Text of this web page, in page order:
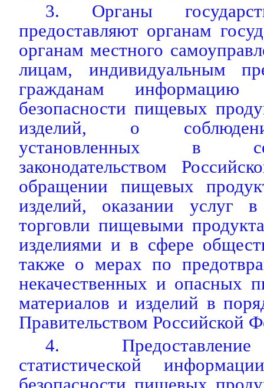
3. Органы
предоставляют органам
органам местного
лицам, индивидуальным
гражданам
безопасности пищевых
изделий, о
установленных в
законодательством
обращении пищевых
изделий, оказании услуг
торговли пищевыми
изделиями и в сфере
также о мерах по
некачественных и опасных
материалов и изделий в
Правительством Российской
4.
статистической